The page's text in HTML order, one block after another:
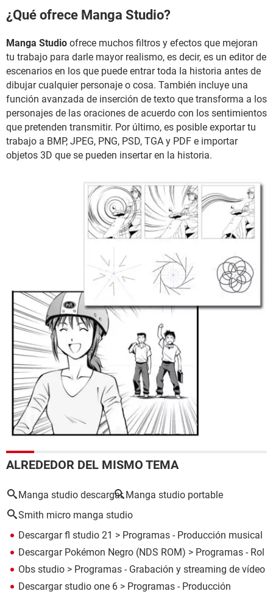
¿Qué ofrece Manga Studio?
Manga Studio ofrece muchos filtros y efectos que mejoran
tu trabajo para darle mayor realismo, es decir, es un editor de
escenarios en los que puede entrar toda la historia antes de
dibujar cualquier personaje o cosa. También incluye una
función avanzada de inserción de texto que transforma a los
personajes de las oraciones de acuerdo con los sentimientos
que pretenden transmitir. Por último, es posible exportar tu
trabajo a BMP, JPEG, PNG, PSD, TGA y PDF e importar
objetos 3D que se pueden insertar en la historia.
ALREDEDOR DEL MISMO TEMA
Manga studio descargar Manga studio portable
Smith micro manga studio
Descargar fl studio 21 > Programas - Producción musical
Descargar Pokémon Negro (NDS ROM) > Programas - Rol
Obs studio > Programas - Grabación y streaming de vídeo
Descargar studio one 6 > Programas - Producción